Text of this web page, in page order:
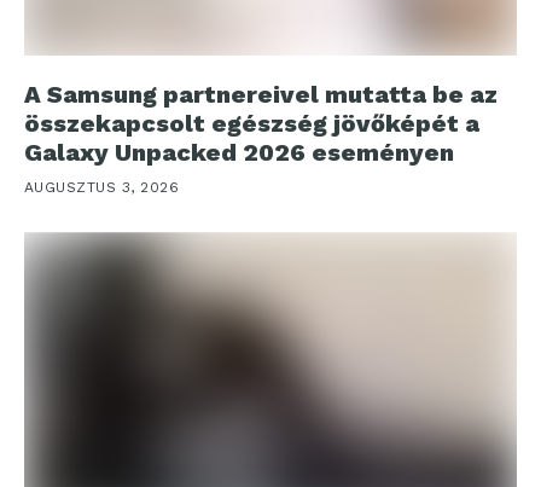
A Samsung partnereivel mutatta be az
összekapcsolt egészség jövőképét a
Galaxy Unpacked 2026 eseményen
AUGUSZTUS 3, 2026